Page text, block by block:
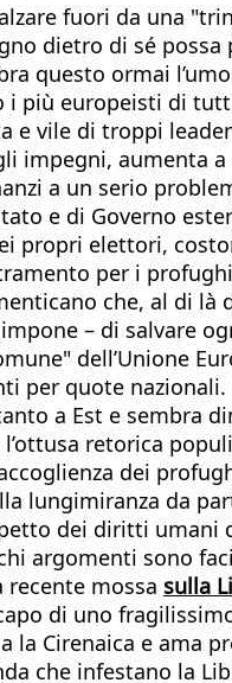
fuori da una
dietro di sé
questo ormai
più europeisti di
e vile di troppi
impegni, aumenta
a un serio
e di Governo
propri elettori,
per i
che, al di
– di salvare
dell’Unione
per quote
a Est e sembra
retorica
dei
lungimiranza da
dei diritti umani
argomenti sono
mossa sulla
di uno
la Cirenaica e ama
che infestano la